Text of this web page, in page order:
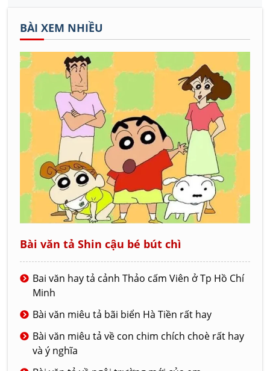
BÀI XEM NHIỀU
Bài văn tả Shin cậu bé bút chì
Bai văn hay tả cảnh Thảo cấm Viên ở Tp Hồ Chí
Minh
Bài văn miêu tả bãi biển Hà Tiền rất hay
Bài văn miêu tả về con chim chích choè rất hay
và ý nghĩa